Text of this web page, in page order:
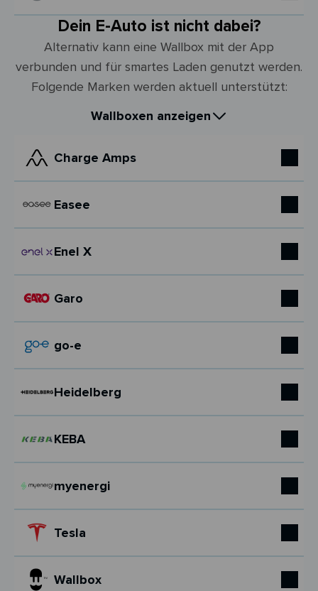
Dein E-Auto ist nicht dabei?
Alternativ kann eine Wallbox mit der App
verbunden und für smartes Laden genutzt werden.
Folgende Marken werden aktuell unterstützt:
Wallboxen anzeigen
Charge Amps
Easee
Enel X
Garo
go-e
Heidelberg
KEBA
myenergi
Tesla
Wallbox